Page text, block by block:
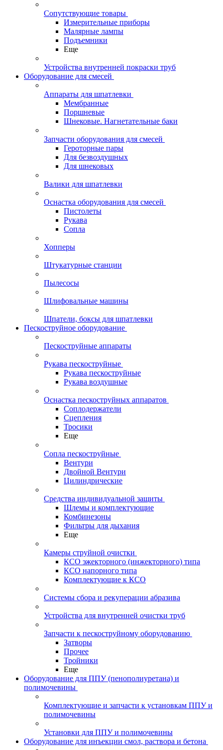
Сопутствующие товары
Измерительные приборы
Малярные лампы
Подъемники
Еще
Устройства внутренней покраски труб
Оборудование для смесей
Аппараты для шпатлевки
Мембранные
Поршневые
Шнековые. Нагнетательные баки
Запчасти оборудования для смесей
Героторные пары
Для безвоздушных
Для шнековых
Валики для шпатлевки
Оснастка оборудования для смесей
Пистолеты
Рукава
Сопла
Хопперы
Штукатурные станции
Пылесосы
Шлифовальные машины
Шпатели, боксы для шпатлевки
Пескоструйное оборудование
Пескоструйные аппараты
Рукава пескоструйные
Рукава пескоструйные
Рукава воздушные
Оснастка пескоструйных аппаратов
Соплодержатели
Сцепления
Тросики
Еще
Сопла пескоструйные
Вентури
Двойной Вентури
Цилиндрические
Средства индивидуальной защиты
Шлемы и комплектующие
Комбинезоны
Фильтры для дыхания
Еще
Камеры струйной очистки
КСО эжекторного (инжекторного) типа
КСО напорного типа
Комплектующие к КСО
Системы сбора и рекуперации абразива
Устройства для внутренней очистки труб
Запчасти к пескоструйному оборудованию
Затворы
Прочее
Тройники
Еще
Оборудование для ППУ (пенополиуретана) и
полимочевины
Комплектующие и запчасти к установкам ППУ и
полимочевины
Установки для ППУ и полимочевины
Оборудование для инъекции смол, раствора и бетона